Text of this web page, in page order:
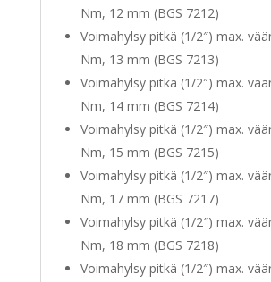
Nm, 12 mm (BGS 7212)
Voimahylsy pitkä (1/2″) max.
Nm, 13 mm (BGS 7213)
Voimahylsy pitkä (1/2″) max.
Nm, 14 mm (BGS 7214)
Voimahylsy pitkä (1/2″) max.
Nm, 15 mm (BGS 7215)
Voimahylsy pitkä (1/2″) max.
Nm, 17 mm (BGS 7217)
Voimahylsy pitkä (1/2″) max.
Nm, 18 mm (BGS 7218)
Voimahylsy pitkä (1/2″) max.